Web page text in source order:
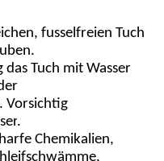
fusselfreien Tuch
das Tuch mit Wasser
Vorsichtig
.
Chemikalien,